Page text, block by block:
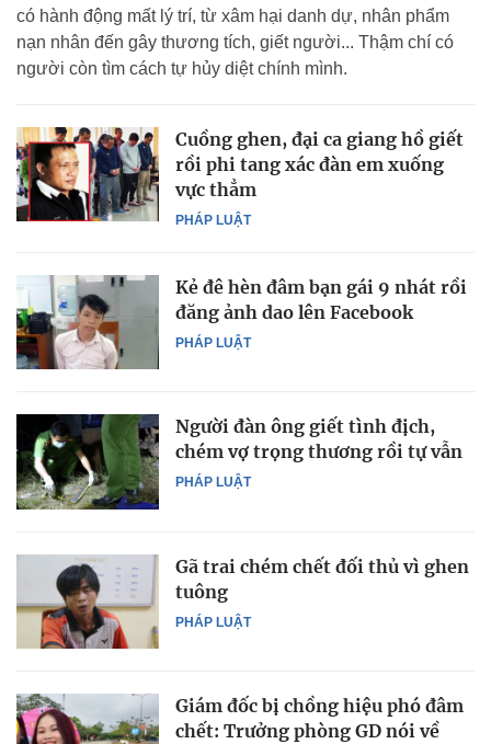
có hành động mất lý trí, từ xâm hại danh dự, nhân phẩm
nạn nhân đến gây thương tích, giết người... Thậm chí có
người còn tìm cách tự hủy diệt chính mình.
PHÁP LUẬT
Cuồng ghen, đại ca giang hồ giết
rồi phi tang xác đàn em xuống
vực thẳm
PHÁP LUẬT
Kẻ đê hèn đâm bạn gái 9 nhát rồi
đăng ảnh dao lên Facebook
PHÁP LUẬT
Người đàn ông giết tình địch,
chém vợ trọng thương rồi tự vẫn
PHÁP LUẬT
Gã trai chém chết đối thủ vì ghen
tuông
Giám đốc bị chồng hiệu phó đâm
chết: Trưởng phòng GD nói về